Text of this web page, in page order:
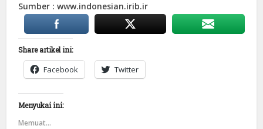
Sumber : www.indonesian.irib.ir
Share artikel ini:
Facebook Twitter
Menyukai ini:
Memuat...